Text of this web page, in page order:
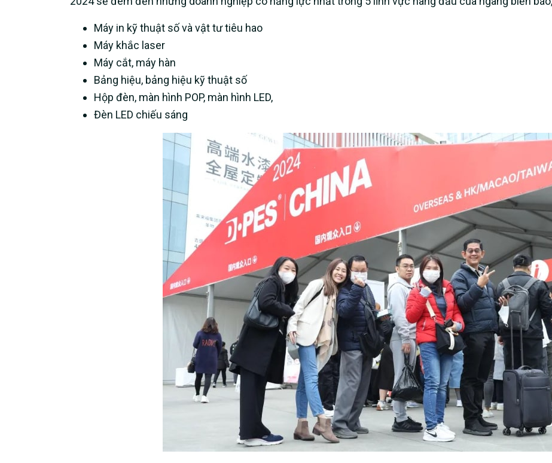
Máy in kỹ thuật số và vật tư tiêu hao
Máy khắc laser
Máy cắt, máy hàn
Bảng hiệu, bảng hiệu kỹ thuật số
Hộp đèn, màn hình POP, màn hình LED,
Đèn LED chiếu sáng